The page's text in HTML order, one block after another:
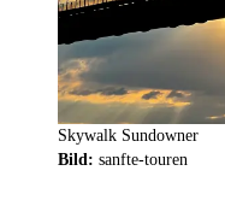
Skywalk Sundowner
Bild: sanfte-touren